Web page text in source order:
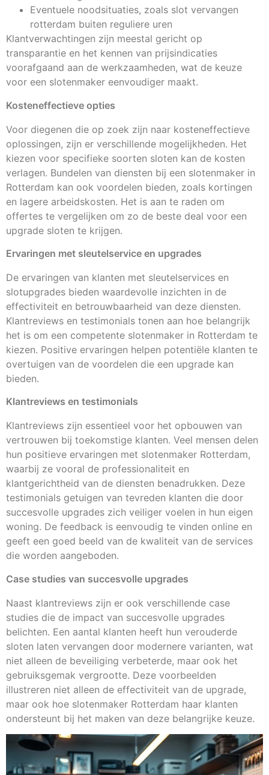
Eventuele noodsituaties, zoals slot vervangen
rotterdam buiten reguliere uren
Klantverwachtingen zijn meestal gericht op
transparantie en het kennen van prijsindicaties
voorafgaand aan de werkzaamheden, wat de keuze
voor een slotenmaker eenvoudiger maakt.
Kosteneffectieve opties
Voor diegenen die op zoek zijn naar kosteneffectieve
oplossingen, zijn er verschillende mogelijkheden. Het
kiezen voor specifieke soorten sloten kan de kosten
verlagen. Bundelen van diensten bij een slotenmaker in
Rotterdam kan ook voordelen bieden, zoals kortingen
en lagere arbeidskosten. Het is aan te raden om
offertes te vergelijken om zo de beste deal voor een
upgrade sloten te krijgen.
Ervaringen met sleutelservice en upgrades
De ervaringen van klanten met sleutelservices en
slotupgrades bieden waardevolle inzichten in de
effectiviteit en betrouwbaarheid van deze diensten.
Klantreviews en testimonials tonen aan hoe belangrijk
het is om een competente slotenmaker in Rotterdam te
kiezen. Positive ervaringen helpen potentiële klanten te
overtuigen van de voordelen die een upgrade kan
bieden.
Klantreviews en testimonials
Klantreviews zijn essentieel voor het opbouwen van
vertrouwen bij toekomstige klanten. Veel mensen delen
hun positieve ervaringen met slotenmaker Rotterdam,
waarbij ze vooral de professionaliteit en
klantgerichtheid van de diensten benadrukken. Deze
testimonials getuigen van tevreden klanten die door
succesvolle upgrades zich veiliger voelen in hun eigen
woning. De feedback is eenvoudig te vinden online en
geeft een goed beeld van de kwaliteit van de services
die worden aangeboden.
Case studies van succesvolle upgrades
Naast klantreviews zijn er ook verschillende case
studies die de impact van succesvolle upgrades
belichten. Een aantal klanten heeft hun verouderde
sloten laten vervangen door modernere varianten, wat
niet alleen de beveiliging verbeterde, maar ook het
gebruiksgemak vergrootte. Deze voorbeelden
illustreren niet alleen de effectiviteit van de upgrade,
maar ook hoe slotenmaker Rotterdam haar klanten
ondersteunt bij het maken van deze belangrijke keuze.